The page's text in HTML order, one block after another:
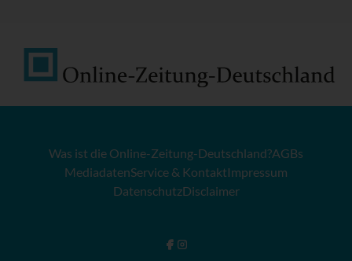
Was ist die Online-Zeitung-Deutschland?AGBs
MediadatenService & KontaktImpressum
DatenschutzDisclaimer